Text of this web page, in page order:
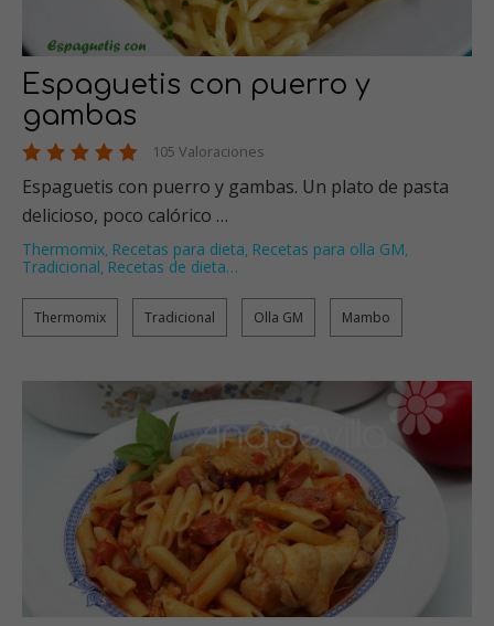
Espaguetis con puerro y
gambas
105 Valoraciones
Espaguetis con puerro y gambas. Un plato de pasta
delicioso, poco calórico …
Thermomix, Recetas para dieta, Recetas para olla GM,
Tradicional, Recetas de dieta…
Thermomix Tradicional Olla GM Mambo